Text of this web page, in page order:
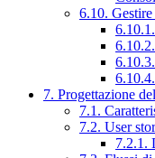
6.10.
7. Progettazione
7.1.
7.2. User
7.2.1.